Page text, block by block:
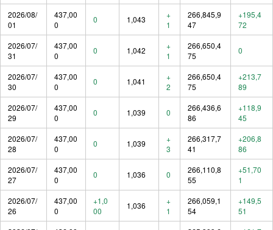
2026/08/
01
437,00
0
0 1,043
+
1
266,845,9
47
+195,4
72
2026/07/
31
437,00
0
0 1,042
+
1
266,650,4
75
0
2026/07/
30
437,00
0
0 1,041
+
2
266,650,4
75
+213,7
89
2026/07/
29
437,00
0
0 1,039 0
266,436,6
86
+118,9
45
2026/07/
28
437,00
0
0 1,039
+
3
266,317,7
41
+206,8
86
2026/07/
27
437,00
0
0 1,036 0
266,110,8
55
+51,70
1
2026/07/
26
437,00
0
+1,0
00
1,036
+
1
266,059,1
54
+149,5
51